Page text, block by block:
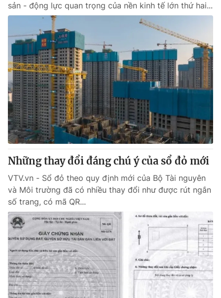
sản - động lực quan trọng của nền kinh tế lớn thứ hai...
Những thay đổi đáng chú ý của sổ đỏ mới
VTV.vn - Sổ đỏ theo quy định mới của Bộ Tài nguyên
và Môi trường đã có nhiều thay đổi như được rút ngắn
số trang, có mã QR...